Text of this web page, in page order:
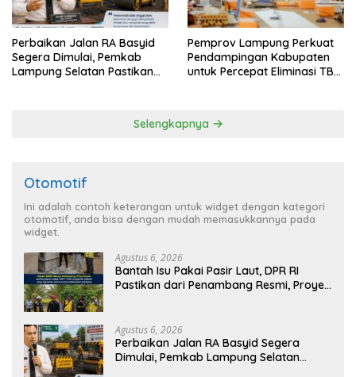
Perbaikan Jalan RA Basyid
Segera Dimulai, Pemkab
Lampung Selatan Pastikan
Pemprov Lampung Perkuat
Pendampingan Kabupaten
untuk Percepat Eliminasi TBC
Selengkapnya
Otomotif
Ini adalah contoh keterangan untuk widget dengan kategori
otomotif, anda bisa dengan mudah memasukkannya pada
widget.
Agustus 6, 2026
Bantah Isu Pakai Pasir Laut, DPR RI
Pastikan dari Penambang Resmi, Proyek
Agustus 6, 2026
Perbaikan Jalan RA Basyid Segera
Dimulai, Pemkab Lampung Selatan